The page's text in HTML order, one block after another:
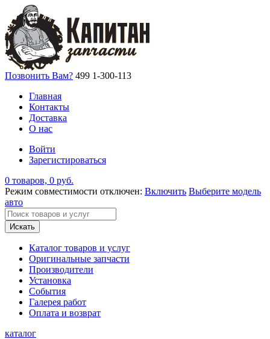
Позвонить Вам? 499 1-300-113
Главная
Контакты
Доставка
О нас
Войти
Зарегистироваться
0 товаров, 0 руб.
Режим совместимости отключен: Включить Выберите модель
авто
Искать
Каталог товаров и услуг
Оригинальные запчасти
Производители
Установка
События
Галерея работ
Оплата и возврат
каталог